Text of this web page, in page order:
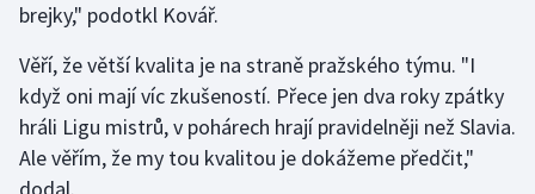
brejky," podotkl Kovář.
Věří, že větší kvalita je na straně pražského týmu. "I
když oni mají víc zkušeností. Přece jen dva roky zpátky
hráli Ligu mistrů, v pohárech hrají pravidelněji než Slavia.
Ale věřím, že my tou kvalitou je dokážeme předčit,"